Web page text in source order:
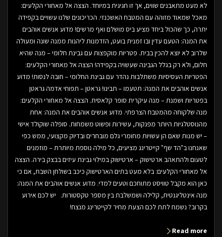
לא מעט מתאבנים שווים, אך זו חגיגית במיוחד. הצצה אל מאחורי הקלעים:
מאכל שמאוד מזוהה עם המטבח האשכנזי. הכריכונים שלנו עשויים בקפידה
יתרה, כך שהכול ביחד מציע ביס מושלם ואף מרשים! מדוע אנשים אוהבים
את המנה: הטעם עדין ובו זמנית בועט, הזדמנות ליהנות ממנה שונה ומעולה
שלרוב לא יוצא להכין בבית. פטריות מוקפצות עם גבינת חלומי – מנה שהיא
חלום, ולא רק בגלל הגבינה שעשויה בקפידה! הצצה אל מאחורי הקלעים:
הפטריות העסיסיות משתלבות נהדר עם גבינת החלומי – חובה לנסות! מדוע
אנשים אוהבים את המנה: תטעמו – תבינו! גראטן – תפוחי אדמה גראטן
בפטריות ושמנת – מנה עיקרית סופר קלאסית. הצצה אל מאחורי הקלעים:
מנה שלקוחה מהמטבח הצרפתי. מדוע אנשים אוהבים את המנה: אחת
מהנוסטלגיות היותר מפנקות, עשירות ופשוט משמחות. סופלה שוקולד אישי
– יש מנות שאם הן עשויות מחומרי גלם מובחרים ובדיוק מקצועי, ממש כפי
שאנחנו ב"הד שף" קייטרינג מציעים, כל מילה נוספת מיותרת – מוזמנים
לטעום ולהתאהב ארטישוק – ארטישוק במילוי גבינת עיזים בבצק בירה. הצצה
אל מאחורי הקלעים: בלא מעט בתים הארטישוק כיכב בשולחן השבת, אם כי
כאן הוא מקבל טוויסט מתוחכם וטעים למדי. מדוע אנשים אוהבים את המנה:
מנה אינטליגנטית, קלילה ושמשלבת בין מספר טקסטורות. יש לכם אירוע
בקרוב? נשמח לתת לכם הצעת מחיר לקייטרינג מנצח!
Read more